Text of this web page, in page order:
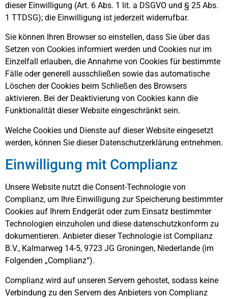
dieser Einwilligung (Art. 6 Abs. 1 lit. a DSGVO und § 25 Abs.
1 TTDSG); die Einwilligung ist jederzeit widerrufbar.
Sie können Ihren Browser so einstellen, dass Sie über das
Setzen von Cookies informiert werden und Cookies nur im
Einzelfall erlauben, die Annahme von Cookies für bestimmte
Fälle oder generell ausschließen sowie das automatische
Löschen der Cookies beim Schließen des Browsers
aktivieren. Bei der Deaktivierung von Cookies kann die
Funktionalität dieser Website eingeschränkt sein.
Welche Cookies und Dienste auf dieser Website eingesetzt
werden, können Sie dieser Datenschutzerklärung entnehmen.
Einwilligung mit Complianz
Unsere Website nutzt die Consent-Technologie von
Complianz, um Ihre Einwilligung zur Speicherung bestimmter
Cookies auf Ihrem Endgerät oder zum Einsatz bestimmter
Technologien einzuholen und diese datenschutzkonform zu
dokumentieren. Anbieter dieser Technologie ist Complianz
B.V., Kalmarweg 14-5, 9723 JG Groningen, Niederlande (im
Folgenden „Complianz“).
Complianz wird auf unseren Servern gehostet, sodass keine
Verbindung zu den Servern des Anbieters von Complianz